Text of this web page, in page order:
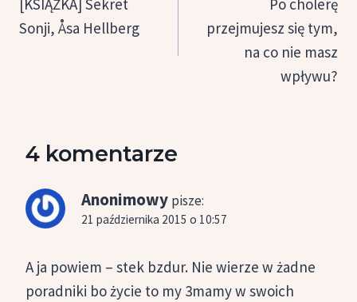
[KSIĄŻKA] Sekret
Sonji, Åsa Hellberg
Po cholerę
przejmujesz się tym,
na co nie masz
wpływu?
4 komentarze
Anonimowy pisze:
21 października 2015 o 10:57
A ja powiem – stek bzdur. Nie wierze w żadne
poradniki bo życie to my 3mamy w swoich